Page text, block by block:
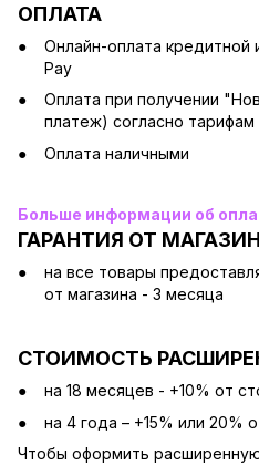
ОПЛАТА
Онлайн-оплата кредитной
Pay
Оплата при получении
платеж) согласно тарифам
Оплата наличными
Больше информации об
ГАРАНТИЯ ОТ
на все товары
от магазина - 3 месяца
СТОИМОСТЬ
на 18 месяцев - +10% от
на 4 года – +15% или 20%
Чтобы оформить